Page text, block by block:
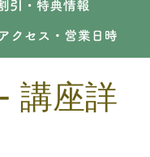
講座詳